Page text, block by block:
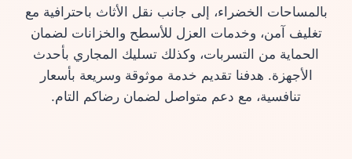
بالمساحات الخضراء، إلى جانب نقل الأثاث باحترافية مع
تغليف آمن، وخدمات العزل للأسطح والخزانات لضمان
الحماية من التسربات، وكذلك تسليك المجاري بأحدث
الأجهزة. هدفنا تقديم خدمة موثوقة وسريعة بأسعار
تنافسية، مع دعم متواصل لضمان رضاكم التام.